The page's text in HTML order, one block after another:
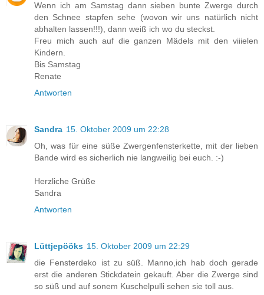
Wenn ich am Samstag dann sieben bunte Zwerge durch
den Schnee stapfen sehe (wovon wir uns natürlich nicht
abhalten lassen!!!), dann weiß ich wo du steckst.
Freu mich auch auf die ganzen Mädels mit den viiielen
Kindern.
Bis Samstag
Renate
Antworten
Sandra 15. Oktober 2009 um 22:28
Oh, was für eine süße Zwergenfensterkette, mit der lieben
Bande wird es sicherlich nie langweilig bei euch. :-)
Herzliche Grüße
Sandra
Antworten
Lüttjepööks 15. Oktober 2009 um 22:29
die Fensterdeko ist zu süß. Manno,ich hab doch gerade
erst die anderen Stickdatein gekauft. Aber die Zwerge sind
so süß und auf sonem Kuschelpulli sehen sie toll aus.